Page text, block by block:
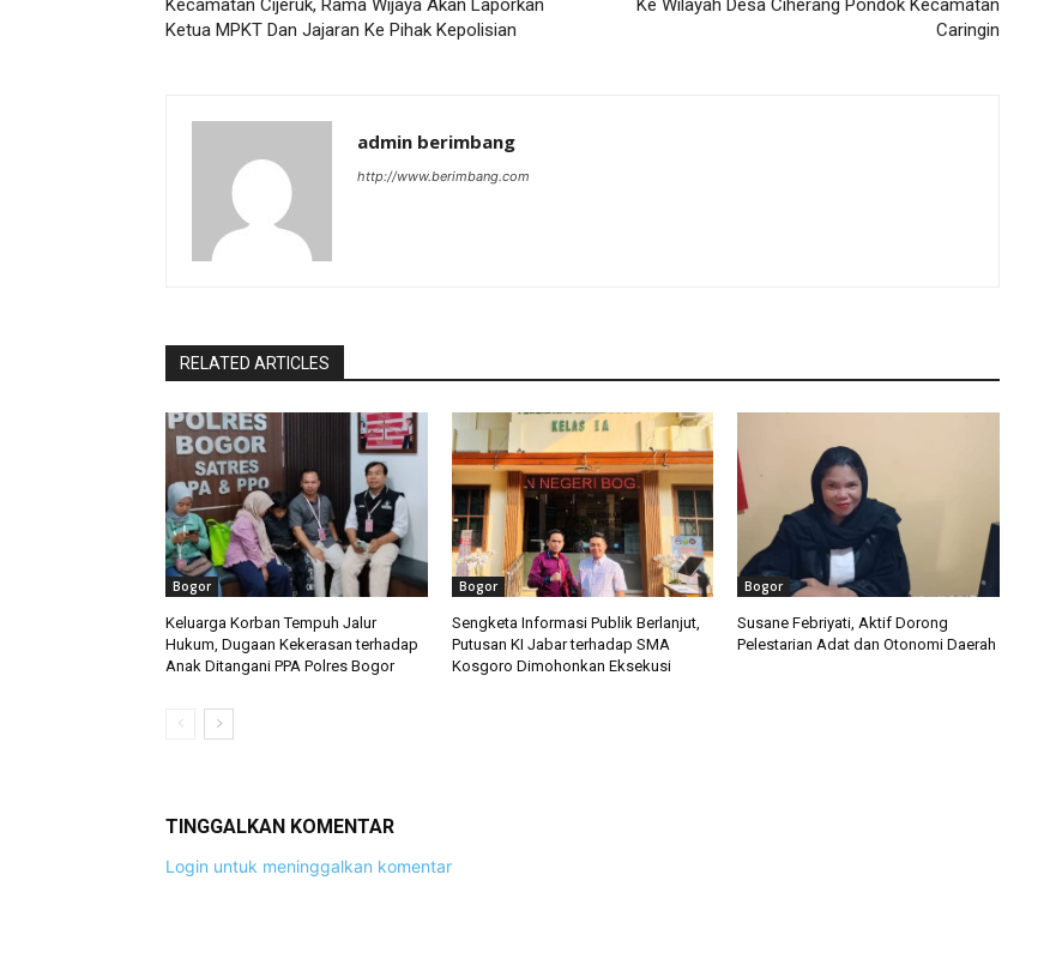
Kecamatan Cijeruk, Rama Wijaya Akan Laporkan
Ketua MPKT Dan Jajaran Ke Pihak Kepolisian
Ke Wilayah Desa Ciherang Pondok Kecamatan
Caringin
admin berimbang
http://www.berimbang.com
RELATED ARTICLES
Bogor
Keluarga Korban Tempuh Jalur
Hukum, Dugaan Kekerasan terhadap
Anak Ditangani PPA Polres Bogor
Bogor
Sengketa Informasi Publik Berlanjut,
Putusan KI Jabar terhadap SMA
Kosgoro Dimohonkan Eksekusi
Bogor
Susane Febriyati, Aktif Dorong
Pelestarian Adat dan Otonomi Daerah
TINGGALKAN KOMENTAR
Login untuk meninggalkan komentar